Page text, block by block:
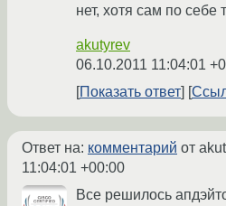
нет, хотя сам по себе
akutyrev
06.10.2011 11:04:01
Показать ответ
Ответ на: комментарий от
11:04:01 +00:00
Все решилось